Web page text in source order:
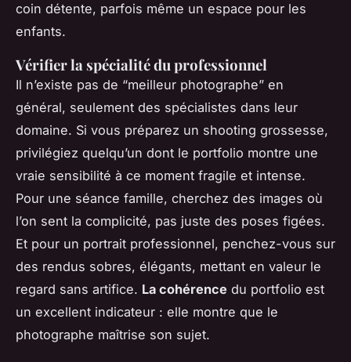
coin détente, parfois même un espace pour les
enfants.
Vérifier la spécialité du professionnel
Il n’existe pas de “meilleur photographe” en
général, seulement des spécialistes dans leur
domaine. Si vous préparez un shooting grossesse,
privilégiez quelqu’un dont le portfolio montre une
vraie sensibilité à ce moment fragile et intense.
Pour une séance famille, cherchez des images où
l’on sent la complicité, pas juste des poses figées.
Et pour un portrait professionnel, penchez-vous sur
des rendus sobres, élégants, mettant en valeur le
regard sans artifice. La cohérence du portfolio est
un excellent indicateur : elle montre que le
photographe maîtrise son sujet.